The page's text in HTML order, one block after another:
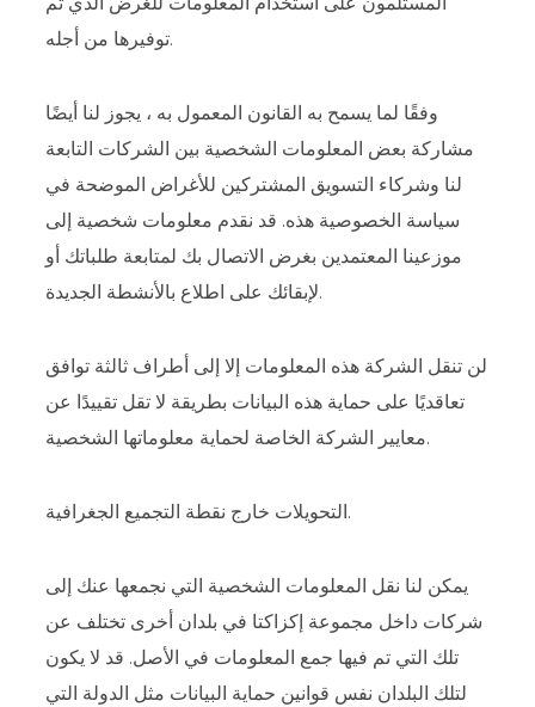
توفيرها من أجله.
وفقًا لما يسمح به القانون المعمول به ، يجوز لنا أيضًا
مشاركة بعض المعلومات الشخصية بين الشركات التابعة
لنا وشركاء التسويق المشتركين للأغراض الموضحة في
سياسة الخصوصية هذه. قد نقدم معلومات شخصية إلى
موزعينا المعتمدين بغرض الاتصال بك لمتابعة طلباتك أو
لإبقائك على اطلاع بالأنشطة الجديدة.
لن تنقل الشركة هذه المعلومات إلا إلى أطراف ثالثة توافق
تعاقديًا على حماية هذه البيانات بطريقة لا تقل تقييدًا عن
معايير الشركة الخاصة لحماية معلوماتها الشخصية.
التحويلات خارج نقطة التجميع الجغرافية.
يمكن لنا نقل المعلومات الشخصية التي نجمعها عنك إلى
شركات داخل مجموعة إكزاكتا في بلدان أخرى تختلف عن
تلك التي تم فيها جمع المعلومات في الأصل. قد لا يكون
لتلك البلدان نفس قوانين حماية البيانات مثل الدولة التي